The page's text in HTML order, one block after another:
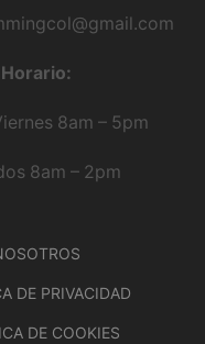
Horario:
8am – 5pm
8am – 2pm
DE PRIVACIDAD
DE COOKIES